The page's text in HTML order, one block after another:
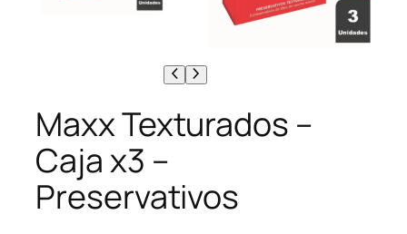
Maxx Texturados –
Caja x3 –
Preservativos